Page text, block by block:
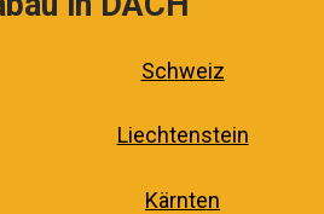
Schweiz
Liechtenstein
Kärnten